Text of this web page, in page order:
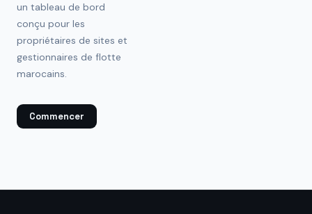
un tableau de bord
conçu pour les
propriétaires de sites et
gestionnaires de flotte
marocains.
Commencer